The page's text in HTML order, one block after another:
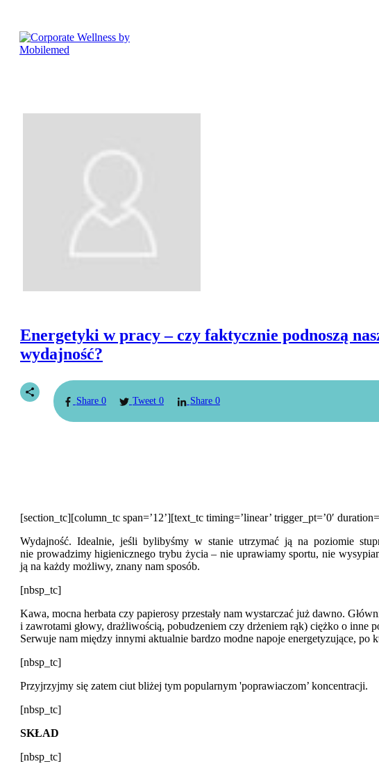
Tomasz Chomiuk
Energetyki w pracy – czy faktycznie podnoszą
wydajność?
Share 0 Tweet 0 Share 0
[section_tc][column_tc span=’12’][text_tc timing=’linear’ trigger_pt=’0′
Wydajność. Idealnie, jeśli bylibyśmy w stanie utrzymać ją na poziomie
nie prowadzimy higienicznego trybu życia – nie uprawiamy sportu, nie
ją na każdy możliwy, znany nam sposób.
[nbsp_tc]
Kawa, mocna herbata czy papierosy przestały nam wystarczać już dawno.
i zawrotami głowy, drażliwością, pobudzeniem czy drżeniem rąk) ciężko o inne
Serwuje nam między innymi aktualnie bardzo modne napoje energetyzujące,
[nbsp_tc]
Przyjrzyjmy się zatem ciut bliżej tym popularnym 'poprawiaczom’ koncentracji.
[nbsp_tc]
SKŁAD
[nbsp_tc]